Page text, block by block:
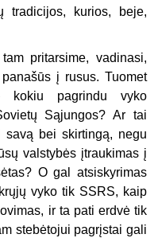
tradicijos, kurios, beje,
pritarsime, vadinasi,
į rusus. Tuomet
kokiu pagrindu vyko
Sąjungos? Ar tai
bei skirtingą, negu
valstybės įtraukimas į
O gal atsiskyrimas
vyko tik SSRS, kaip
ir ta pati erdvė tik
stebėtojui pagrįstai gali